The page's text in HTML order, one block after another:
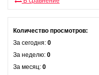
Количество просмотров:
За сегодня: 0
За неделю: 0
За месяц: 0